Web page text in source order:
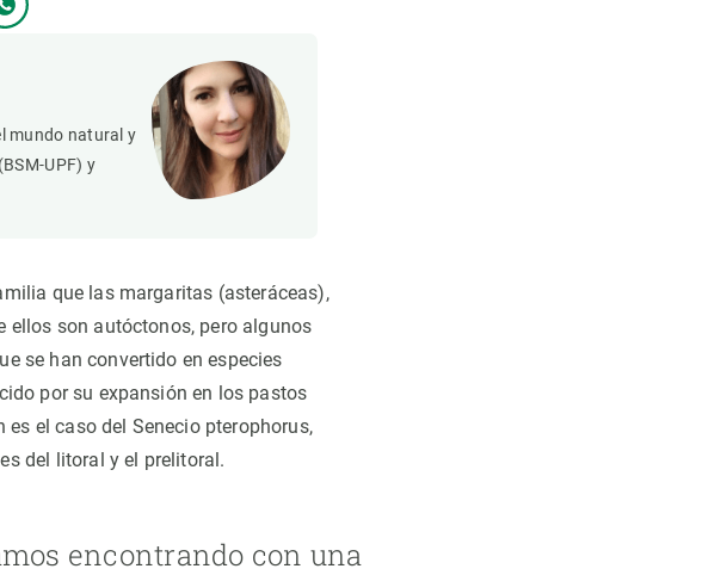
mundo natural y
UPF) y
que las margaritas (asteráceas),
ellos son autóctonos, pero algunos
se han convertido en especies
por su expansión en los pastos
el caso del Senecio pterophorus,
del litoral y el prelitoral.
encontrando con una